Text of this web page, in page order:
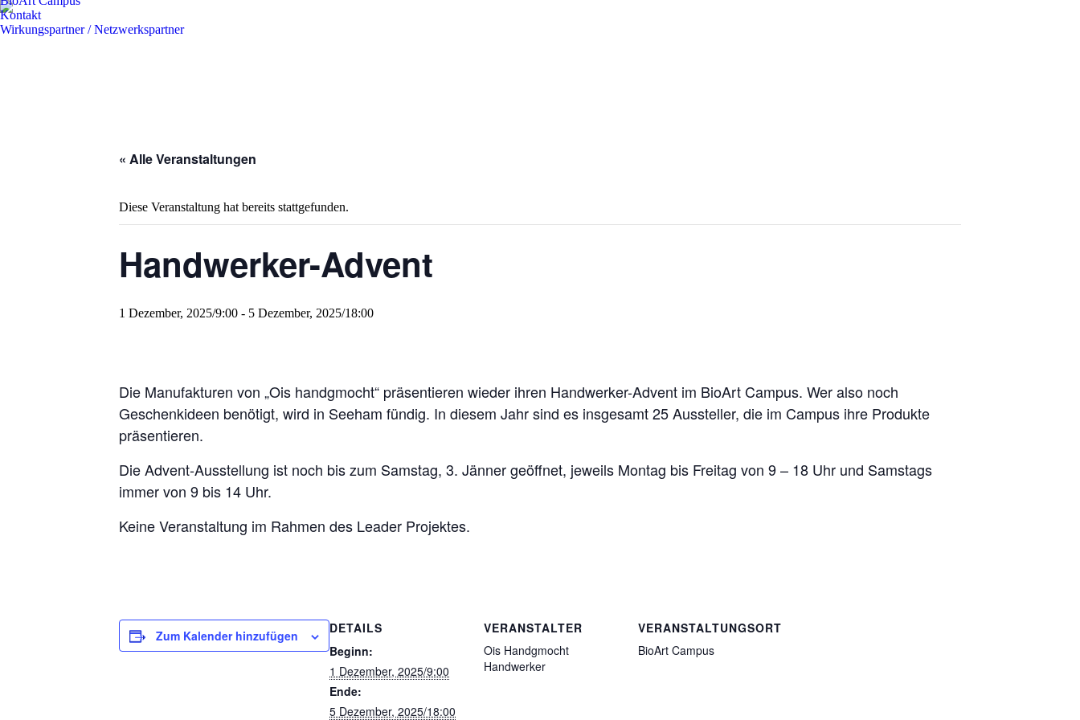
Kontakt
Wirkungspartner / Netzwerkspartner
« Alle Veranstaltungen
Diese Veranstaltung hat bereits stattgefunden.
Handwerker-Advent
1 Dezember, 2025/9:00 - 5 Dezember, 2025/18:00
Die Manufakturen von „Ois handgmocht“ präsentieren wieder ihren Handwerker-Advent im BioArt Campus. Wer also noch
Geschenkideen benötigt, wird in Seeham fündig. In diesem Jahr sind es insgesamt 25 Aussteller, die im Campus ihre Produkte
präsentieren.
Die Advent-Ausstellung ist noch bis zum Samstag, 3. Jänner geöffnet, jeweils Montag bis Freitag von 9 – 18 Uhr und Samstags
immer von 9 bis 14 Uhr.
Keine Veranstaltung im Rahmen des Leader Projektes.
Zum Kalender hinzufügen
DETAILS
Beginn:
1 Dezember, 2025/9:00
Ende:
5 Dezember, 2025/18:00
VERANSTALTER
Ois Handgmocht
Handwerker
VERANSTALTUNGSORT
BioArt Campus